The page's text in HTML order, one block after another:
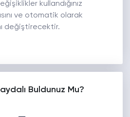
kullandığınız
ve otomatik olarak
değiştirecektir.
Buldunuz Mu?